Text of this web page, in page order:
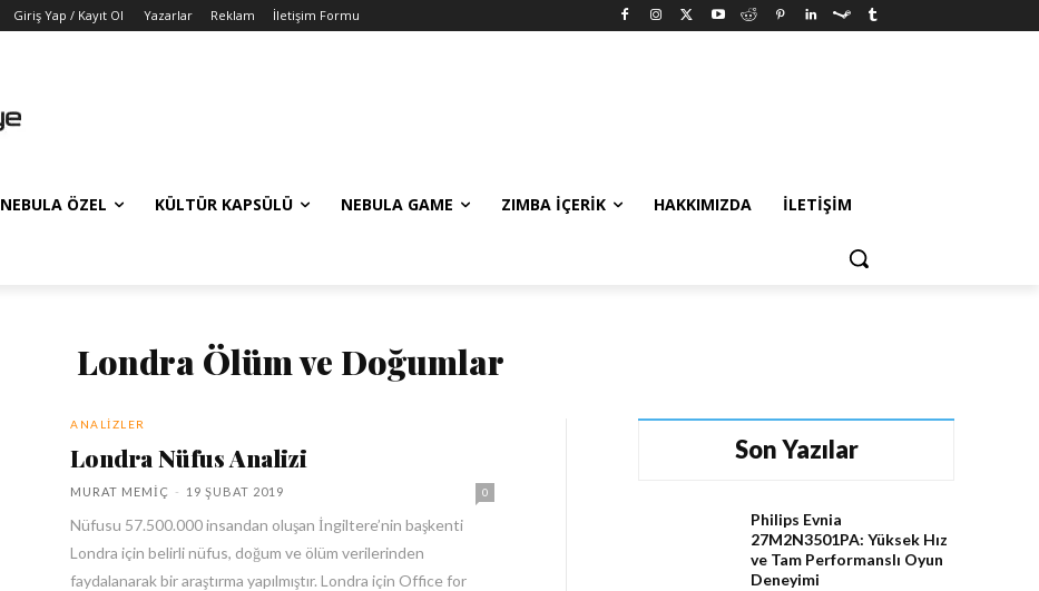
Giriş Yap / Kayıt Ol Yazarlar Reklam İletişim Formu
NEBULA ÖZEL KÜLTÜR KAPSÜLÜ NEBULA GAME ZIMBA İÇERIK HAKKIMIZDA İLETIŞIM
Londra Ölüm ve Doğumlar
ANALIZLER
Londra Nüfus Analizi
MURAT MEMIÇ - 19 ŞUBAT 2019 0
Nüfusu 57.500.000 insandan oluşan İngiltere’nin başkenti
Londra için belirli nüfus, doğum ve ölüm verilerinden
faydalanarak bir araştırma yapılmıştır. Londra için Office for
Son Yazılar
Philips Evnia
27M2N3501PA: Yüksek Hız
ve Tam Performanslı Oyun
Deneyimi